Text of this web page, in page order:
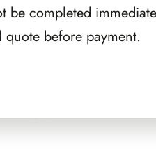
PAGINE 7
be completed
before payment.